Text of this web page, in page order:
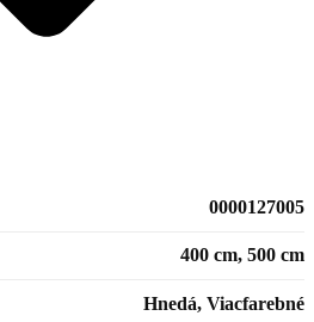
0000127005
400 cm, 500 cm
Hnedá, Viacfarebné